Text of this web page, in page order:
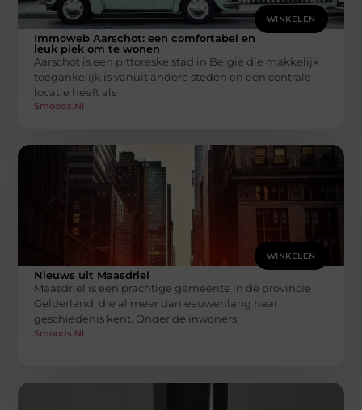
WINKELEN
Immoweb Aarschot: een comfortabel en
leuk plek om te wonen
Aarschot is een pittoreske stad in België die makkelijk
toegankelijk is vanuit andere steden en een centrale
locatie heeft als
Smoods.nl
WINKELEN
Nieuws uit Maasdriel
Maasdriel is een prachtige gemeente in de provincie
Gelderland, die al meer dan eeuwenlang haar
geschiedenis kent. Onder de inwoners
Smoods.nl